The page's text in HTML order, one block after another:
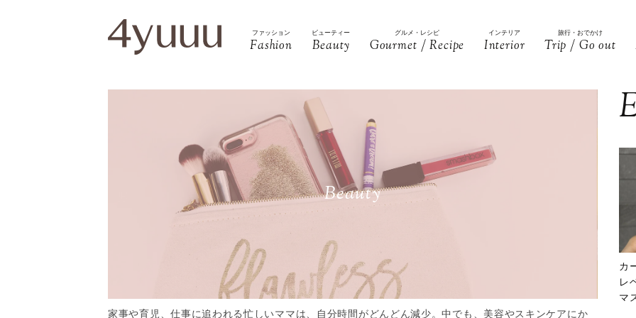
ファッション
Fashion
ビューティー
Beauty
グルメ・レシピ
Gourmet / Recipe
インテリア
Interior
旅行・おでかけ
Trip / Go out
Beauty
家事や育児、仕事に追われる忙しいママは、自分時間がどんどん減少。中でも、美容やスキンケアにか
カ
レ
マ